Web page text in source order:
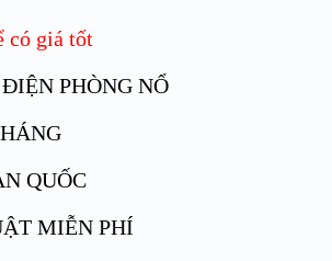
có giá tốt
PHÒNG NỔ
QUỐC
MIỄN PHÍ